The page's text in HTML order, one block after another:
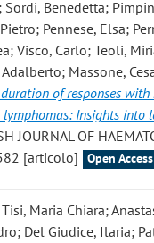
Sordi, Benedetta;
Pennese, Elsa;
Visco, Carlo; Teoli,
Massone,
of responses
lymphomas: Insights into
JOURNAL OF
[articolo]
Open Access
Maria Chiara;
Del Giudice, Ilaria;